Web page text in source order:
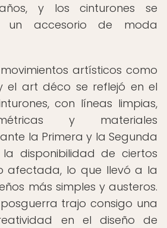
y los cinturones se
un accesorio de moda
artísticos como
el art déco se reflejó en el
con líneas limpias,
y materiales
la Primera y la Segunda
la disponibilidad de ciertos
afectada, lo que llevó a la
más simples y austeros.
trajo consigo una
en el diseño de